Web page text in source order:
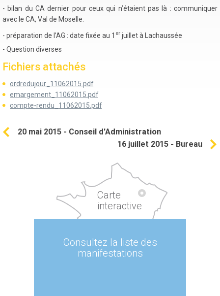
- bilan du CA dernier pour ceux qui n’étaient pas là : communiquer
avec le CA, Val de Moselle.
- préparation de l’AG : date fixée au 1 er juillet à Lachaussée
- Question diverses
Fichiers attachés
ordredujour_11062015.pdf
emargement_11062015.pdf
compte-rendu_11062015.pdf
20 mai 2015 - Conseil d'Administration
16 juillet 2015 - Bureau
Carte
interactive
Consultez la liste des
manifestations